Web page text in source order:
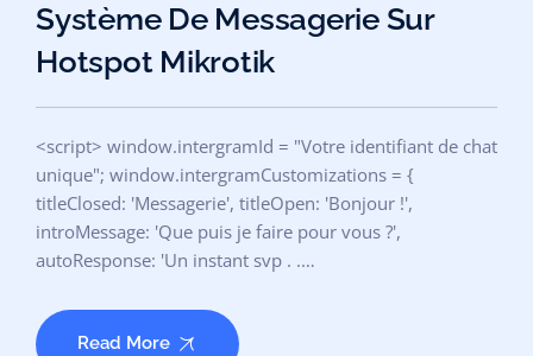
Système De Messagerie Sur
Hotspot Mikrotik
<script> window.intergramId = "Votre identifiant de chat
unique"; window.intergramCustomizations = {
titleClosed: 'Messagerie', titleOpen: 'Bonjour !',
introMessage: 'Que puis je faire pour vous ?',
autoResponse: 'Un instant svp . .…
Read More